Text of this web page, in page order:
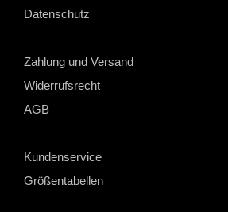
Datenschutz
Zahlung und Versand
Widerrufsrecht
AGB
Kundenservice
Größentabellen